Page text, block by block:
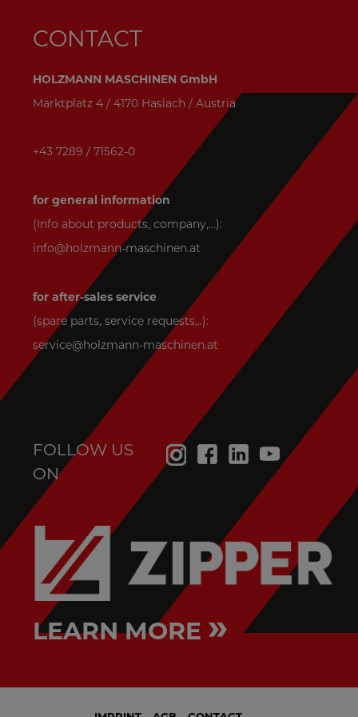
CONTACT
HOLZMANN MASCHINEN GmbH
Marktplatz 4 / 4170 Haslach / Austria
+43 7289 / 71562-0
for general information
(Info about products, company,...):
info@holzmann-maschinen.at
for after-sales service
(spare parts, service requests,..):
service@holzmann-maschinen.at
FOLLOW US
ON
LEARN MORE »